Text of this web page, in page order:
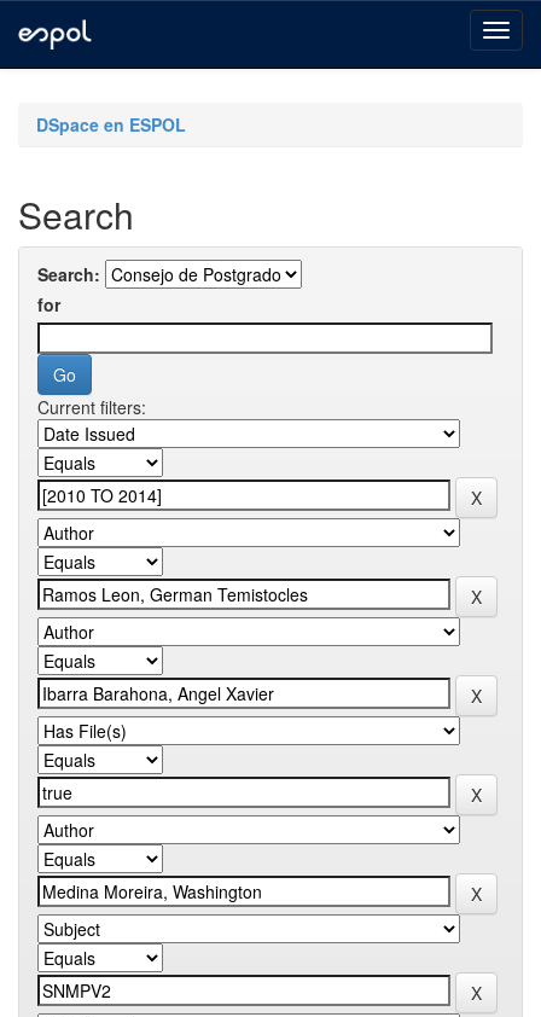
navigationDSpace en ESPOL
Search
Search:
for
Current filters: